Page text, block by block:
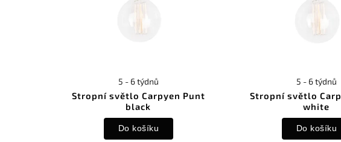
Stropní světlo Carpyen Punt
black
5 - 6 týdnů
Do košíku
Stropní světlo
white
5 - 6 týdnů
Do košíku